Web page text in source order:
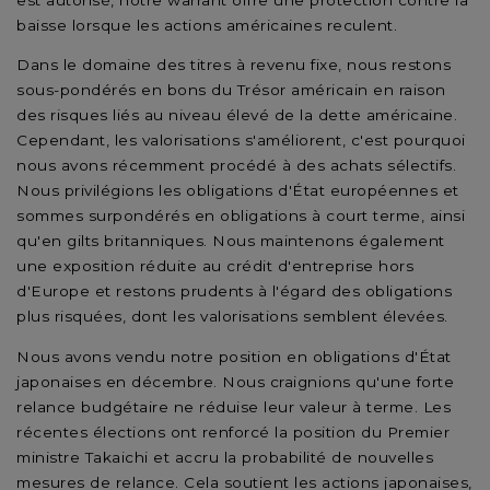
baisse lorsque les actions américaines reculent.
Dans le domaine des titres à revenu fixe, nous restons
sous-pondérés en bons du Trésor américain en raison
des risques liés au niveau élevé de la dette américaine.
Cependant, les valorisations s'améliorent, c'est pourquoi
nous avons récemment procédé à des achats sélectifs.
Nous privilégions les obligations d'État européennes et
sommes surpondérés en obligations à court terme, ainsi
qu'en gilts britanniques. Nous maintenons également
une exposition réduite au crédit d'entreprise hors
d'Europe et restons prudents à l'égard des obligations
plus risquées, dont les valorisations semblent élevées.
Nous avons vendu notre position en obligations d'État
japonaises en décembre. Nous craignions qu'une forte
relance budgétaire ne réduise leur valeur à terme. Les
récentes élections ont renforcé la position du Premier
ministre Takaichi et accru la probabilité de nouvelles
mesures de relance. Cela soutient les actions japonaises,